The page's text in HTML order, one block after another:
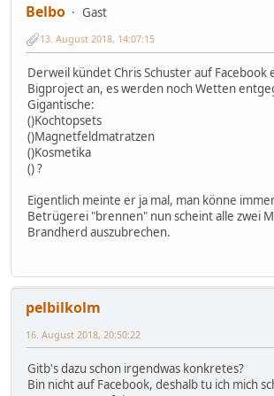
Belbo
Gast
13. August 2018, 14:07:15
Derweil kündet Chris Schuster auf Facebook
Bigproject an, es werden noch Wetten
Gigantische:
()Kochtopsets
()Magnetfeldmatratzen
()Kosmetika
() ?
Eigentlich meinte er ja mal, man könne
Betrügerei "brennen" nun scheint alle zwei
Brandherd auszubrechen.
pelbilkolm
16. August 2018, 20:50:22
Gitb's dazu schon irgendwas konkretes?
Bin nicht auf Facebook, deshalb tu ich mich